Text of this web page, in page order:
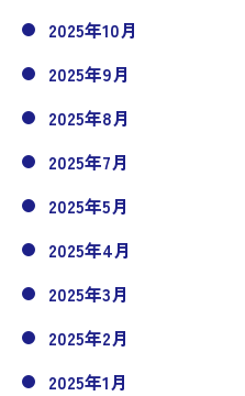
2025年10月
2025年9月
2025年8月
2025年7月
2025年5月
2025年4月
2025年3月
2025年2月
2025年1月